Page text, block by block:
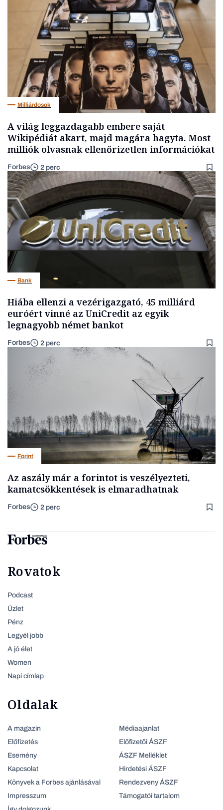
Milliárdosok
A világ leggazdagabb embere saját
Wikipédiát akart, majd magára hagyta. Most
milliók olvasnak ellenőrizetlen információkat
Forbes 2 perc
Bank
Hiába ellenzi a vezérigazgató, 45 milliárd
euróért vinné az UniCredit az egyik
legnagyobb német bankot
Forbes 2 perc
Forint
Az aszály már a forintot is veszélyezteti,
kamatcsökkentések is elmaradhatnak
Forbes 2 perc
Rovatok
Podcast
Üzlet
Pénz
Legyél jobb
A jó élet
Women
Napi címlap
Oldalak
A magazin
Előfizetés
Esemény
Kapcsolat
Könyvek a Forbes ajánlásával
Impresszum
Médiaajanlat
Előfizetői ÁSZF
ÁSZF Melléklet
Hirdetési ÁSZF
Rendezveny ÁSZF
Támogatói tartalom